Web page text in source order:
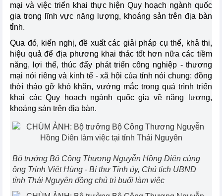
mại và việc triển khai thực hiện Quy hoạch ngành quốc
gia trong lĩnh vực năng lượng, khoáng sản trên địa bàn
tỉnh.
Qua đó, kiến nghị, đề xuất các giải pháp cụ thể, khả thi,
hiệu quả để địa phương khai thác tốt hơn nữa các tiềm
năng, lợi thế, thúc đẩy phát triển công nghiệp - thương
mại nói riêng và kinh tế - xã hội của tỉnh nói chung; đồng
thời tháo gỡ khó khăn, vướng mắc trong quá trình triển
khai các Quy hoạch ngành quốc gia về năng lượng,
khoáng sản trên địa bàn.
Bộ trưởng Bộ Công Thương Nguyễn Hồng Diên cùng
ông Trịnh Việt Hùng - Bí thư Tỉnh ủy, Chủ tịch UBND
tỉnh Thái Nguyên đồng chủ trì buổi làm việc